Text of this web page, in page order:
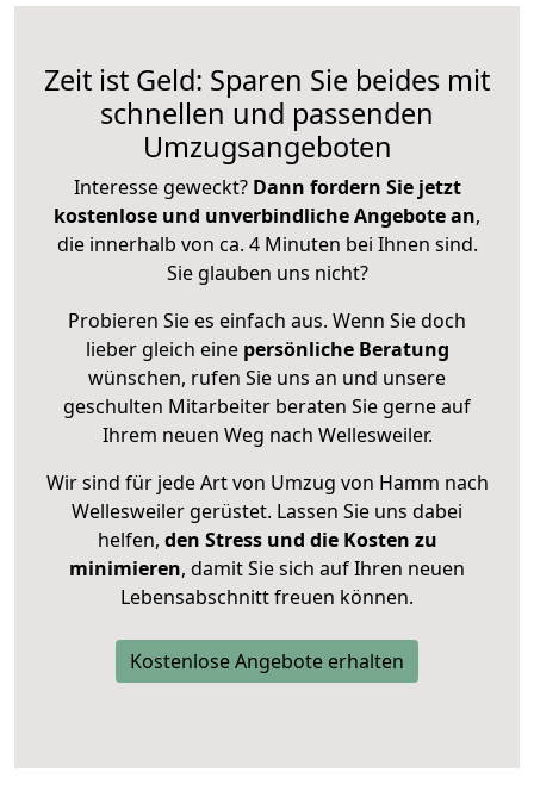
Zeit ist Geld: Sparen Sie beides mit
schnellen und passenden
Umzugsangeboten
Interesse geweckt? Dann fordern Sie jetzt
kostenlose und unverbindliche Angebote an,
die innerhalb von ca. 4 Minuten bei Ihnen sind.
Sie glauben uns nicht?
Probieren Sie es einfach aus. Wenn Sie doch
lieber gleich eine persönliche Beratung
wünschen, rufen Sie uns an und unsere
geschulten Mitarbeiter beraten Sie gerne auf
Ihrem neuen Weg nach Wellesweiler.
Wir sind für jede Art von Umzug von Hamm nach
Wellesweiler gerüstet. Lassen Sie uns dabei
helfen, den Stress und die Kosten zu
minimieren, damit Sie sich auf Ihren neuen
Lebensabschnitt freuen können.
Kostenlose Angebote erhalten